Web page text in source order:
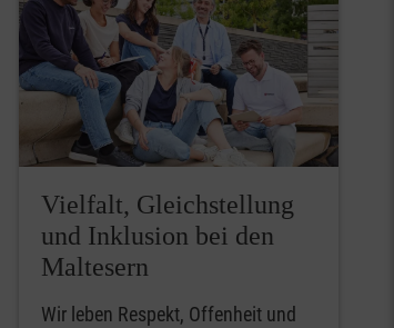
Vielfalt, Gleichstellung
und Inklusion bei den
Maltesern
Wir leben Respekt, Offenheit und